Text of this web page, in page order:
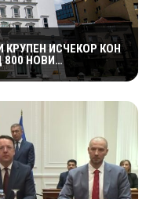
ИСЧЕКОР КОН
800 НОВИ
ИЗВОРИ НА